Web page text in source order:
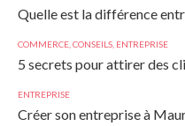
Quelle est la différence
COMMERCE CONSEILS ENTREPRISE
5 secrets pour attirer des
ENTREPRISE
Créer son entreprise à